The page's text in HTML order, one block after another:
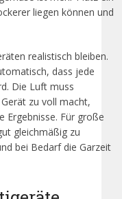
liegen können und
realistisch bleiben.
dass jede
Die Luft muss
zu voll macht,
Für große
gleichmäßig zu
bei Bedarf die Garzeit